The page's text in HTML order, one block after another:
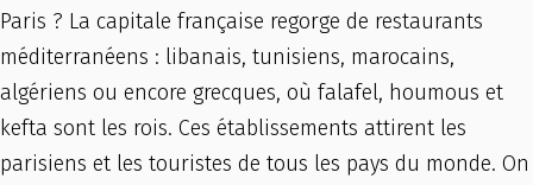
Paris ? La capitale française regorge de restaurants
méditerranéens : libanais, tunisiens, marocains,
algériens ou encore grecques, où falafel, houmous et
kefta sont les rois. Ces établissements attirent les
parisiens et les touristes de tous les pays du monde. On